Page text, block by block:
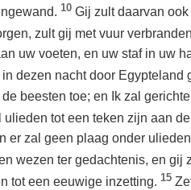
10 Gij zult daarvan
zult gij met vuur
uw voeten, en uw staf in uw
in dezen nacht door Egypteland
beesten toe; en Ik zal
ulieden tot een teken zijn aan
er zal geen plaag onder
wezen ter gedachtenis, en gij
tot een eeuwige inzetting. 15